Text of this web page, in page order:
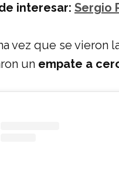
interesar: Sergio
vez que se vieron
un empate a